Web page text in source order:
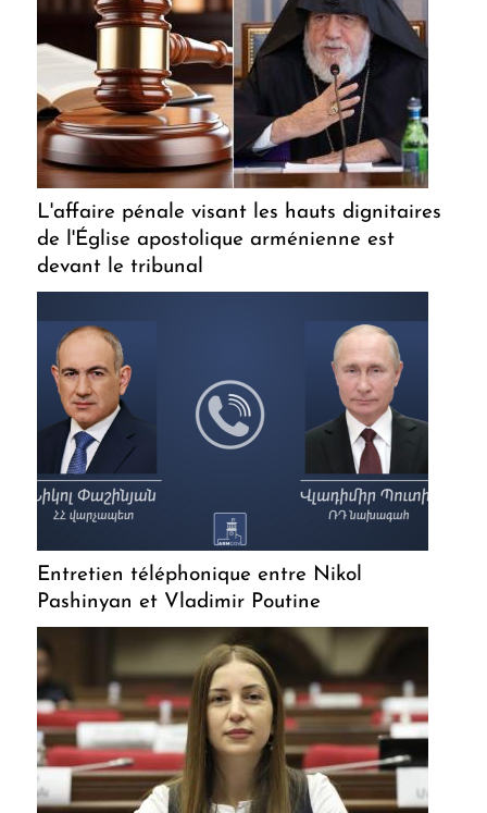
L'affaire pénale visant les hauts dignitaires
de l'Église apostolique arménienne est
devant le tribunal
Entretien téléphonique entre Nikol
Pashinyan et Vladimir Poutine